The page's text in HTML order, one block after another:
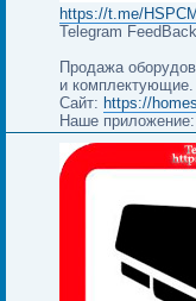
https://t.me/
Telegram
Продажа
и комплектующие.
Сайт: https://
Наше приложение: